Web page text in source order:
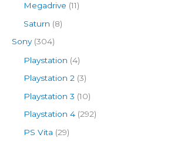
Megadrive (11)
Saturn (8)
Sony(304)
Playstation (4)
Playstation 2 (3)
Playstation 3 (10)
Playstation 4 (292)
PS Vita (29)